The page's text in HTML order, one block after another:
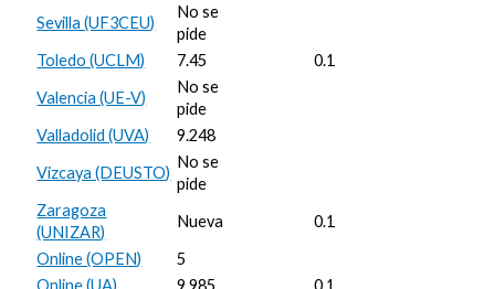
Sevilla (UF3CEU)
No se
pide
Toledo (UCLM)
7.45
0.1
Valencia (UE-V)
No se
pide
Valladolid (UVA)
9.248
Vizcaya (DEUSTO)
No se
pide
Zaragoza
(UNIZAR)
Nueva
0.1
Online (OPEN)
5
Online (UA)
9.985
0.1